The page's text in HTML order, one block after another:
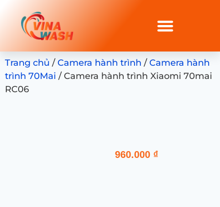
Trang chủ /Camera hành trình /Camera hành
trình 70Mai / Camera hành trình Xiaomi 70mai
RC06
960.000 ₫